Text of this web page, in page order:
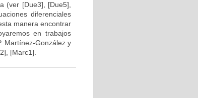
(ver [Due3], [Due5],
diferenciales
manera encontrar
en trabajos
Martínez-González y
[Marc1].